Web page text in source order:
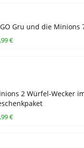
Gru und die Minions
€
2 Würfel-Wecker
€